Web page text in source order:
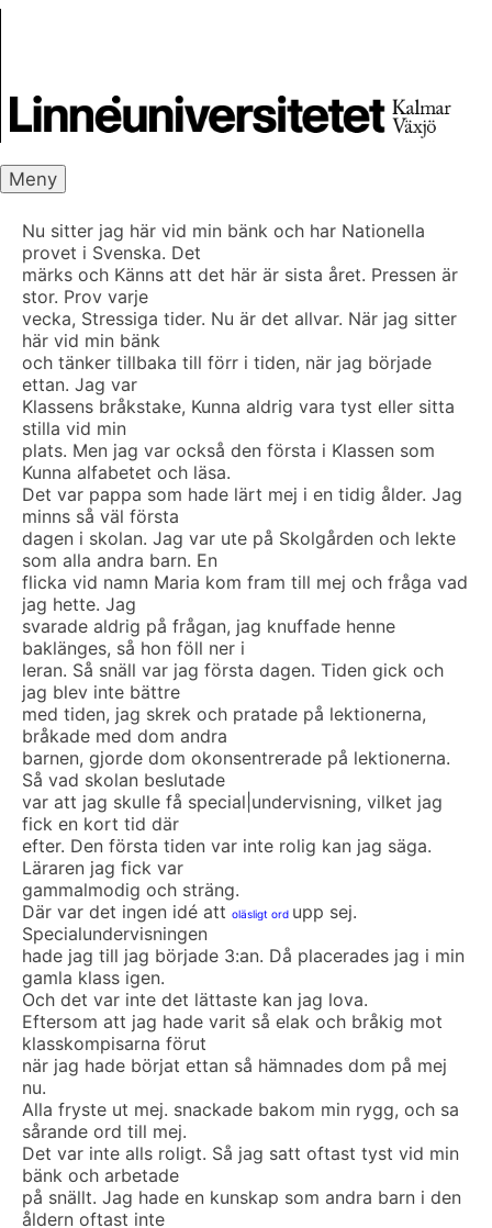
Meny
Nu sitter jag här vid min bänk och har Nationella
provet i Svenska. Det
märks och Känns att det här är sista året. Pressen är
stor. Prov varje
vecka, Stressiga tider. Nu är det allvar. När jag sitter
här vid min bänk
och tänker tillbaka till förr i tiden, när jag började
ettan. Jag var
Klassens bråkstake, Kunna aldrig vara tyst eller sitta
stilla vid min
plats. Men jag var också den första i Klassen som
Kunna alfabetet och läsa.
Det var pappa som hade lärt mej i en tidig ålder. Jag
minns så väl första
dagen i skolan. Jag var ute på Skolgården och lekte
som alla andra barn. En
flicka vid namn Maria kom fram till mej och fråga vad
jag hette. Jag
svarade aldrig på frågan, jag knuffade henne
baklänges, så hon föll ner i
leran. Så snäll var jag första dagen. Tiden gick och
jag blev inte bättre
med tiden, jag skrek och pratade på lektionerna,
bråkade med dom andra
barnen, gjorde dom okonsentrerade på lektionerna.
Så vad skolan beslutade
var att jag skulle få special|undervisning, vilket jag
fick en kort tid där
efter. Den första tiden var inte rolig kan jag säga.
Läraren jag fick var
gammalmodig och sträng.
Där var det ingen idé att oläsligt ord upp sej.
Specialundervisningen
hade jag till jag började 3:an. Då placerades jag i min
gamla klass igen.
Och det var inte det lättaste kan jag lova.
Eftersom att jag hade varit så elak och bråkig mot
klasskompisarna förut
när jag hade börjat ettan så hämnades dom på mej
nu.
Alla fryste ut mej. snackade bakom min rygg, och sa
sårande ord till mej.
Det var inte alls roligt. Så jag satt oftast tyst vid min
bänk och arbetade
på snällt. Jag hade en kunskap som andra barn i den
åldern oftast inte